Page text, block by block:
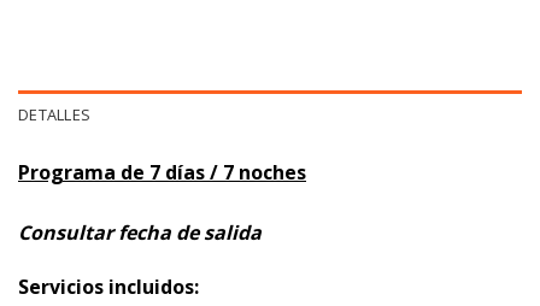
DETALLES
Programa de 7 días / 7 noches
Consultar fecha de salida
Servicios incluidos: